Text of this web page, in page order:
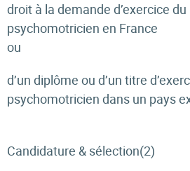
droit à la demande d’exercice
psychomotricien en France
ou
d’un diplôme ou d’un titre
psychomotricien dans un pays
Candidature & sélection(2)